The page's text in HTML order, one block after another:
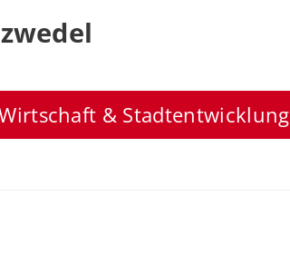
& Stadtentwicklung